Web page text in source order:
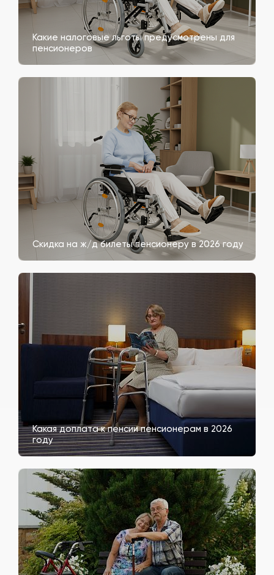
Какие налоговые льготы предусмотрены для
пенсионеров
Скидка на ж/д билеты пенсионеру в 2026 году
Какая доплата к пенсии пенсионерам в 2026
году